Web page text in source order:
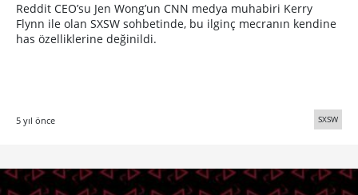
Reddit CEO’su Jen Wong’un CNN medya muhabiri Kerry
Flynn ile olan SXSW sohbetinde, bu ilginç mecranın kendine
has özelliklerine değinildi.
5 yıl önce SXSW